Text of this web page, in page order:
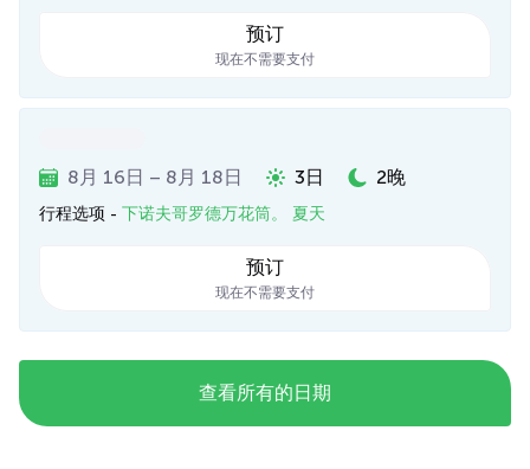
预订
现在不需要支付
8月 16日 – 8月 18日 3日 2晚
行程选项 - 下诺夫哥罗德万花筒。 夏天
预订
现在不需要支付
查看所有的日期